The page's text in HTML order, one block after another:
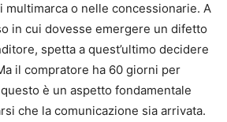
multimarca o nelle concessionarie. A
in cui dovesse emergere un difetto
spetta a quest’ultimo decidere
il compratore ha 60 giorni per
è un aspetto fondamentale
che la comunicazione sia arrivata.